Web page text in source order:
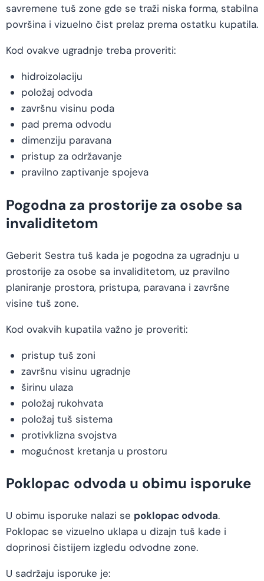
savremene tuš zone gde se traži niska forma, stabilna
površina i vizuelno čist prelaz prema ostatku kupatila.
Kod ovakve ugradnje treba proveriti:
hidroizolaciju
položaj odvoda
završnu visinu poda
pad prema odvodu
dimenziju paravana
pristup za održavanje
pravilno zaptivanje spojeva
Pogodna za prostorije za osobe sa
invaliditetom
Geberit Sestra tuš kada je pogodna za ugradnju u
prostorije za osobe sa invaliditetom, uz pravilno
planiranje prostora, pristupa, paravana i završne
visine tuš zone.
Kod ovakvih kupatila važno je proveriti:
pristup tuš zoni
završnu visinu ugradnje
širinu ulaza
položaj rukohvata
položaj tuš sistema
protivklizna svojstva
mogućnost kretanja u prostoru
Poklopac odvoda u obimu isporuke
U obimu isporuke nalazi se poklopac odvoda.
Poklopac se vizuelno uklapa u dizajn tuš kade i
doprinosi čistijem izgledu odvodne zone.
U sadržaju isporuke je: